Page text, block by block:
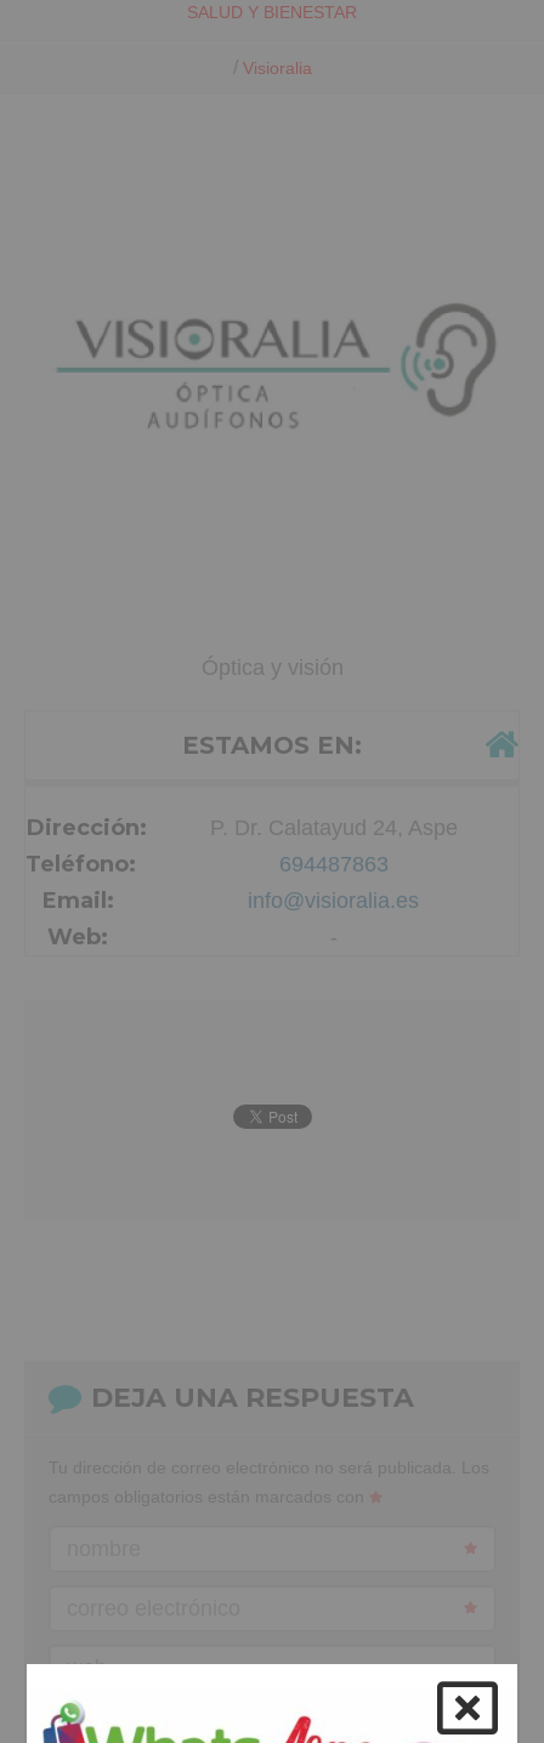
SALUD Y BIENESTAR
/ Visioralia
Óptica y visión
ESTAMOS EN:
Dirección: P. Dr. Calatayud 24, Aspe
Teléfono: 694487863
Email: info@visioralia.es
Web: -
DEJA UNA RESPUESTA
web
comentario